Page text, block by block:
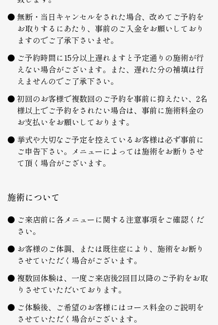
無断・当日キャンセルをされた場合、改めてご予約を
お取りするにあたり、事前のご入金をお願いしており
ますのでご了承下さいませ。
ご予約時間に15分以上遅れますと予定通りの施術が行
えない場合がございます。また、遅れた分の補填は行
えませんのでご了承下さい。
初回のお客様で複数回のご予約を事前に抑えたい、2名
様以上でご予約をされたい場合は、事前に施術料金の
お支払いをお願いしております。
挙式や大切なご予定を控えているお客様は必ず事前に
ご申告下さい。メニューによっては施術をお断りさせ
て頂く場合がございます。
施術について
ご来店前に各メニューに関する注意事項をご確認くだ
さい。
お客様のご体調、または既往症により、施術をお断り
させていただく場合がございます。
複数回体験は、一度ご来店後2回目以降のご予約をお取
りさせていただいております。
ご体験後、ご希望のお客様にはコース料金のご説明を
させていただく場合がございます。